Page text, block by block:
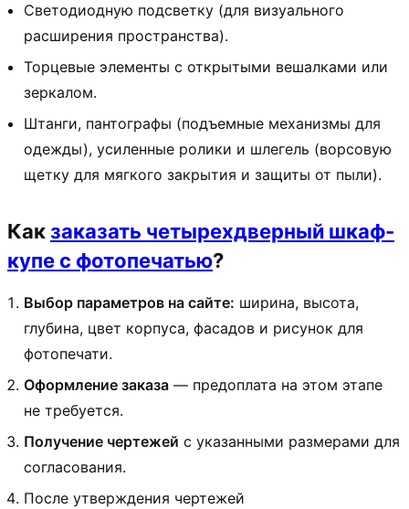
Светодиодную подсветку (для визуального
расширения пространства).
Торцевые элементы с открытыми вешалками или
зеркалом.
Штанги, пантографы (подъемные механизмы для
одежды), усиленные ролики и шлегель (ворсовую
щетку для мягкого закрытия и защиты от пыли).
Какзаказать четырехдверный шкаф-
купе с фотопечатью?
Выбор параметров на сайте: ширина, высота,
глубина, цвет корпуса, фасадов и рисунок для
фотопечати.
Оформление заказа — предоплата на этом этапе
не требуется.
Получение чертежей с указанными размерами для
согласования.
После утверждения чертежей